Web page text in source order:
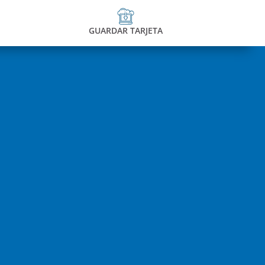
GUARDAR TARJETA